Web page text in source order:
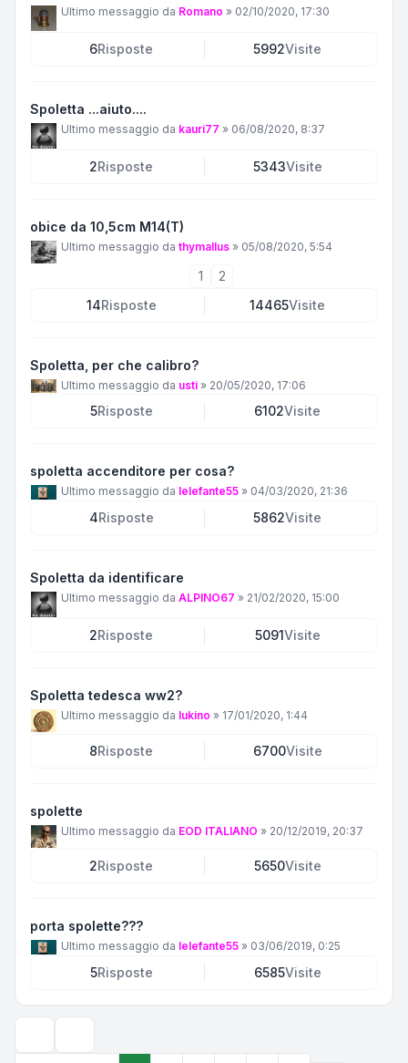
Ultimo messaggio da Romano » 02/10/2020, 17:30
6Risposte 5992Visite
Spoletta ...aiuto....
Ultimo messaggio da kauri77 » 06/08/2020, 8:37
2Risposte 5343Visite
obice da 10,5cm M14(T)
Ultimo messaggio da thymallus » 05/08/2020, 5:54
1
2
14Risposte 14465Visite
Spoletta, per che calibro?
Ultimo messaggio da usti » 20/05/2020, 17:06
5Risposte 6102Visite
spoletta accenditore per cosa?
Ultimo messaggio da lelefante55 » 04/03/2020, 21:36
4Risposte 5862Visite
Spoletta da identificare
Ultimo messaggio da ALPINO67 » 21/02/2020, 15:00
2Risposte 5091Visite
Spoletta tedesca ww2?
Ultimo messaggio da lukino » 17/01/2020, 1:44
8Risposte 6700Visite
spolette
Ultimo messaggio da EOD ITALIANO » 20/12/2019, 20:37
2Risposte 5650Visite
porta spolette???
Ultimo messaggio da lelefante55 » 03/06/2019, 0:25
5Risposte 6585Visite